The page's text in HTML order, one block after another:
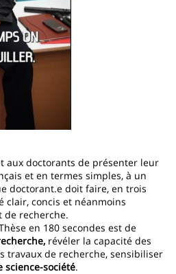
aux doctorants de présenter leur
et en termes simples, à un
doctorant.e doit faire, en trois
clair, concis et néanmoins
de recherche.
en 180 secondes est de
révéler la capacité des
travaux de recherche, sensibiliser
science-société.